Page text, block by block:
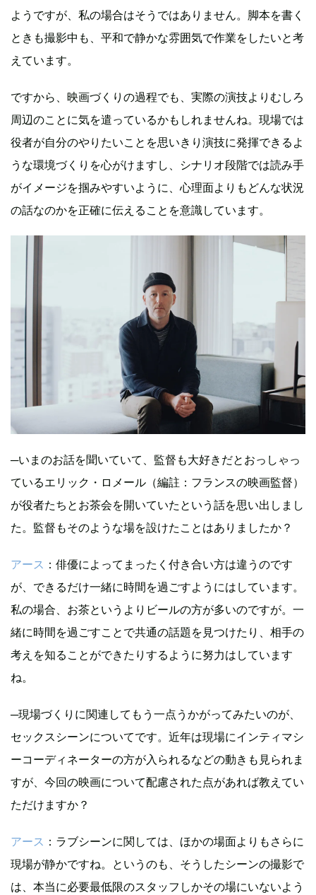
ようですが、私の場合はそうではありません。脚本を書く
ときも撮影中も、平和で静かな雰囲気で作業をしたいと考
えています。
ですから、映画づくりの過程でも、実際の演技よりむしろ
周辺のことに気を遣っているかもしれませんね。現場では
役者が自分のやりたいことを思いきり演技に発揮できるよ
うな環境づくりを心がけますし、シナリオ段階では読み手
がイメージを掴みやすいように、心理面よりもどんな状況
の話なのかを正確に伝えることを意識しています。
─いまのお話を聞いていて、監督も大好きだとおっしゃっ
ているエリック・ロメール（編註：フランスの映画監督）
が役者たちとお茶会を開いていたという話を思い出しまし
た。監督もそのような場を設けたことはありましたか？
アース ：俳優によってまったく付き合い方は違うのです
が、できるだけ一緒に時間を過ごすようにはしています。
私の場合、お茶というよりビールの方が多いのですが。一
緒に時間を過ごすことで共通の話題を見つけたり、相手の
考えを知ることができたりするように努力はしています
ね。
─現場づくりに関連してもう一点うかがってみたいのが、
セックスシーンについてです。近年は現場にインティマシ
ーコーディネーターの方が入られるなどの動きも見られま
すが、今回の映画について配慮された点があれば教えてい
ただけますか？
アース ：ラブシーンに関しては、ほかの場面よりもさらに
現場が静かですね。というのも、そうしたシーンの撮影で
は、本当に必要最低限のスタッフしかその場にいないよう